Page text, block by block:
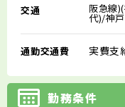
交通 阪急線
代)/神
通勤交通費 実費支
勤務条件